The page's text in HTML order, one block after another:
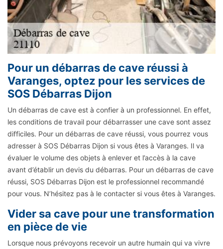
Pour un débarras de cave réussi à
Varanges, optez pour les services de
SOS Débarras Dijon
Un débarras de cave est à confier à un professionnel. En effet,
les conditions de travail pour débarrasser une cave sont assez
difficiles. Pour un débarras de cave réussi, vous pourrez vous
adresser à SOS Débarras Dijon si vous êtes à Varanges. Il va
évaluer le volume des objets à enlever et l’accès à la cave
avant d’établir un devis du débarras. Pour un débarras de cave
réussi, SOS Débarras Dijon est le professionnel recommandé
pour vous. N’hésitez pas à le contacter si vous êtes à Varanges.
Vider sa cave pour une transformation
en pièce de vie
Lorsque nous prévoyons recevoir un autre humain qui va vivre